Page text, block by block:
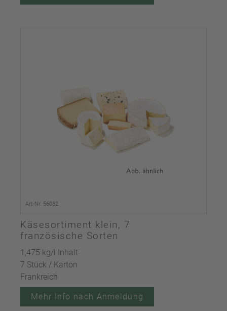
Art-Nr. 56032
Käsesortiment klein, 7
französische Sorten
1,475 kg/l Inhalt
7 Stück / Karton
Frankreich
Mehr Info nach Anmeldung